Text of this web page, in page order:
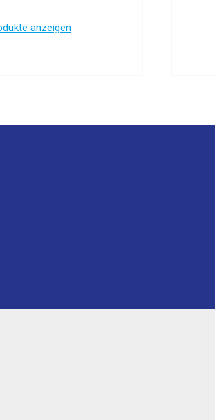
anzeigen